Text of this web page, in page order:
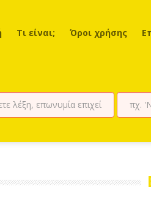
Τι είναι; Όροι χρήσης